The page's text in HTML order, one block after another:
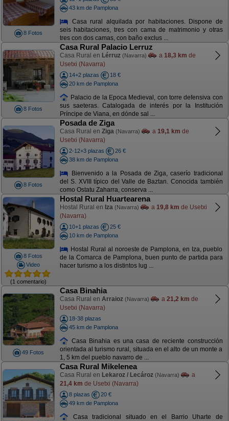
8 Fotos
43 km de Pamplona
Casa rural alquilada por habitaciones. Dispone de
seis habitaciones, tres con cama de matrimonio y otras
tres con dos camas, con baño exclus ...
8 Fotos
Casa Rural Palacio Lerruz
Casa Rural en Lérruz (Navarra) a 18,3 km de
Usetxi (Navarra)
14+2 plazas
18 €
20 km de Pamplona
Palacio de la Epoca Medieval, con torre defensiva con
sus saeteras. Catalogada de interés por la Institución
Príncipe de Viana, en dónde sal ...
8 Fotos
Posada de Ziga
Casa Rural en Ziga (Navarra) a 19,1 km de
Usetxi (Navarra)
2-12+3 plazas
26 €
38 km de Pamplona
Bienvenido a la Posada de Ziga, caserío tradicional
del S. XVIII típico del Valle de Baztan. Conocida también
como Ostatu Zaharra, conserva ...
8 Fotos
Video
(1 comentario)
Hostal Rural Huartearena
Hostal Rural en Iza (Navarra) a 19,8 km de Usetxi
(Navarra)
10+1 plazas
25 €
10 km de Pamplona
Hostal Rural al noroeste de Pamplona, en Iza, pueblo
de la Comarca de Pamplona, buen punto de partida para
hacer turismo a los distintos lug ...
49 Fotos
Casa Binahia
Casa Rural en Arraioz (Navarra) a 21,2 km de
Usetxi (Navarra)
18-38 plazas
45 km de Pamplona
Casa Binahia es una casa de reciente construcción
orientada al turismo rural, situada en el alto de un monte a
1, 5 km del pueblo navarro de ...
Casa Rural Mikelenea
Casa Rural en Lekaroz / Lecároz (Navarra)
a
21,4 km de Usetxi (Navarra)
8 plazas
20 €
49 km de Pamplona
Casa tradicional situado en el Barrio Uharte de